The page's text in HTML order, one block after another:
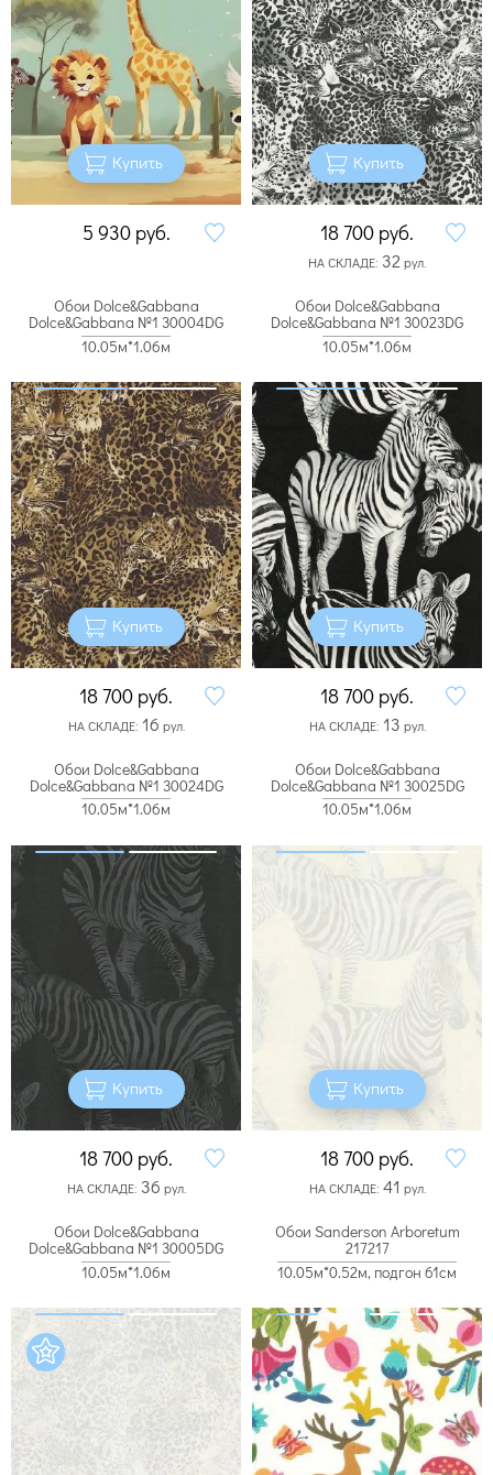
Купить
5 930 руб.
Купить
18 700 руб.
НА СКЛАДЕ: 32 рул.
Обои Dolce&Gabbana
Dolce&Gabbana №1 30004DG
10.05м*1.06м
Купить
18 700 руб.
НА СКЛАДЕ: 16 рул.
Обои Dolce&Gabbana
Dolce&Gabbana №1 30023DG
10.05м*1.06м
Купить
18 700 руб.
НА СКЛАДЕ: 13 рул.
Обои Dolce&Gabbana
Dolce&Gabbana №1 30024DG
10.05м*1.06м
Купить
18 700 руб.
НА СКЛАДЕ: 36 рул.
Обои Dolce&Gabbana
Dolce&Gabbana №1 30025DG
10.05м*1.06м
Купить
18 700 руб.
НА СКЛАДЕ: 41 рул.
Обои Dolce&Gabbana
Dolce&Gabbana №1 30005DG
10.05м*1.06м
Обои Sanderson Arboretum
217217
10.05м*0.52м, подгон 61см